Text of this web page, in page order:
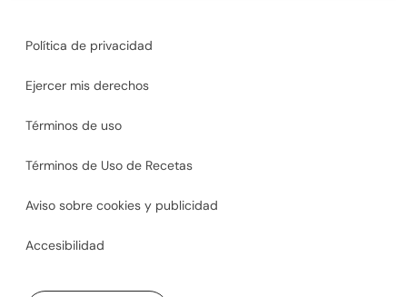
Política de privacidad
Ejercer mis derechos
Términos de uso
Términos de Uso de Recetas
Aviso sobre cookies y publicidad
Accesibilidad